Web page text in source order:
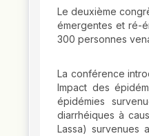
Le deuxième
émergentes et ré-
300 personnes
La conférence
Impact des
épidémies
diarrhéiques à
Lassa) survenues